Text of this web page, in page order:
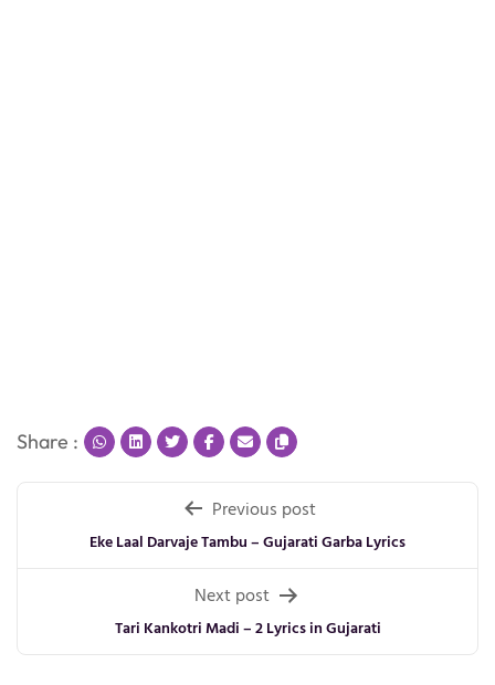
Share :
navigation
Previous post
Eke Laal Darvaje Tambu – Gujarati Garba Lyrics
Next post
Tari Kankotri Madi – 2 Lyrics in Gujarati